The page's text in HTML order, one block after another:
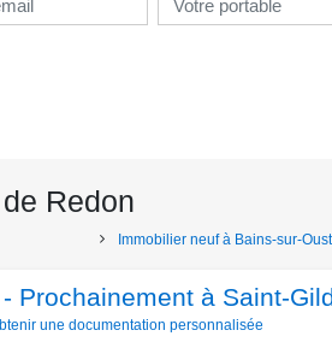
Redon
Immobilier neuf à Bains-sur-Oust
Prochainement à Saint-
une documentation personnalisée